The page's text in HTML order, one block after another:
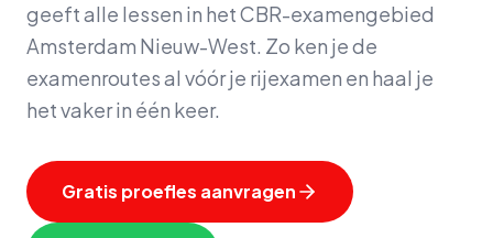
geeft alle lessen in het CBR-examengebied
Amsterdam Nieuw-West. Zo ken je de
examenroutes al vóór je rijexamen en haal je
het vaker in één keer.
Gratis proefles aanvragen